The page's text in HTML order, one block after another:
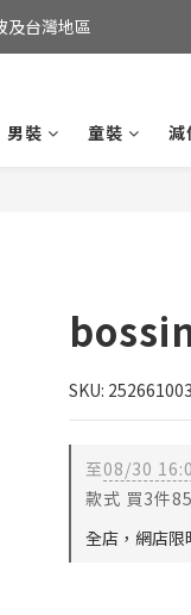
地區免運費;
及台灣地區
男裝 童裝 減
SKU:
至08/30
款式 買3件
全店，網店